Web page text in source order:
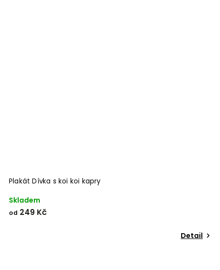
Plakát Dívka s koi koi kapry
Skladem
od 249 Kč
Detail